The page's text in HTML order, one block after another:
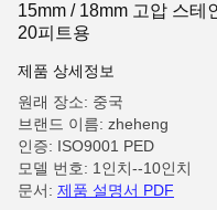
15mm / 18mm 고압 스테
20피트용
제품 상세정보
원래 장소: 중국
브랜드 이름: zheheng
인증: ISO9001 PED
모델 번호: 1인치--10인치
문서: 제품 설명서 PDF